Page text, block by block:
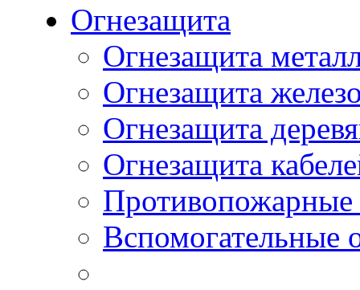
Огнезащита
Огнезащита
Огнезащита
Огнезащита
Огнезащита
Вспомогательные